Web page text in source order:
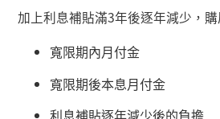
加上利息補貼滿3年後逐年減少，
寬限期內月付金
寬限期後本息月付金